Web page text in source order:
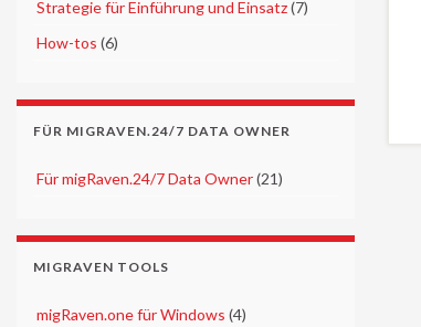
Strategie für Einführung und Einsatz(7)
How-tos (6)
FÜR MIGRAVEN.24/7 DATA OWNER
Für migRaven.24/7 Data Owner(21)
MIGRAVEN TOOLS
migRaven.one für Windows (4)